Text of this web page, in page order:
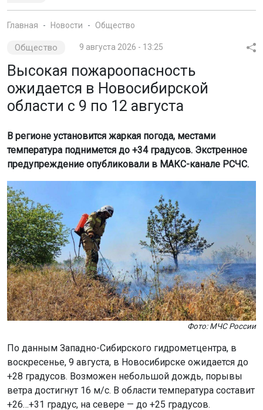
Главная Новости Общество
Общество 9 августа 2026 - 13:25
Высокая пожароопасность
ожидается в Новосибирской
области с 9 по 12 августа
В регионе установится жаркая погода, местами
температура поднимется до +34 градусов. Экстренное
предупреждение опубликовали в МАКС-канале РСЧС.
Фото: МЧС России
По данным Западно-Сибирского гидрометцентра, в
воскресенье, 9 августа, в Новосибирске ожидается до
+28 градусов. Возможен небольшой дождь, порывы
ветра достигнут 16 м/с. В области температура составит
+26…+31 градус, на севере — до +25 градусов.